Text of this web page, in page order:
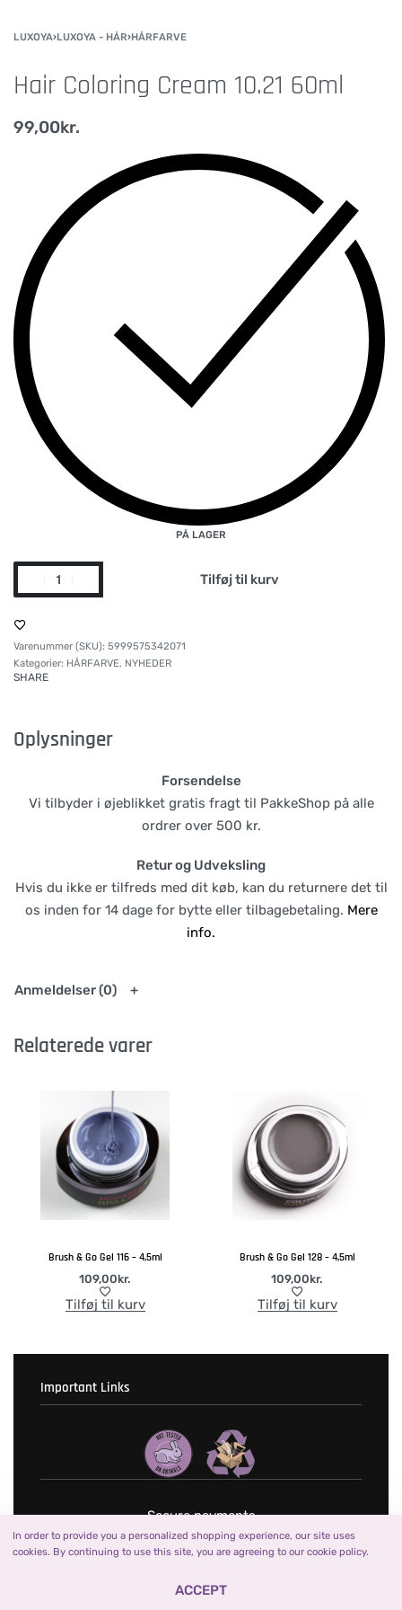
LUXOYA›LUXOYA - HÅR›HÅRFARVE
Hair Coloring Cream 10.21 60ml
99,00kr.
PÅ LAGER
Tilføj til kurv
5999575342071
Kategorier: HÅRFARVE, NYHEDER
SHARE
Oplysninger
Forsendelse
Vi tilbyder i øjeblikket gratis fragt til PakkeShop på alle
ordrer over 500 kr.
Retur og Udveksling
Hvis du ikke er tilfreds med dit køb, kan du returnere det til
os inden for 14 dage for bytte eller tilbagebetaling. Mere
info.
Anmeldelser (0)
Relaterede varer
Brush & Go Gel 116 – 4,5ml
109,00kr.
Tilføj til kurv
Brush & Go Gel 128 – 4,5ml
109,00kr.
Tilføj til kurv
Important Links
Fortrolighedspolitik
Secure payments
©2023 BRiLLBIRD Denmark | ALL RIGHTS RESERVED | WITH
In order to provide you a personalized shopping experience, our site uses
cookies. By continuing to use this site, you are agreeing to our cookie policy.
ACCEPT